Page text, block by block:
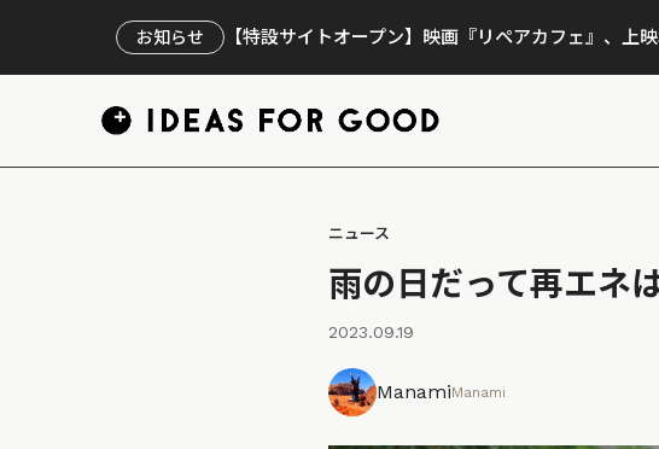
お知らせ 【特設サイトオープン】映画『リペアカフェ』、上
ニュース
雨の日だって再エネ
2023.09.19
ManamiManami